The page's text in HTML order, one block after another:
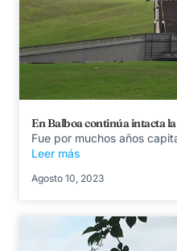
En Balboa continúa intacta
Fue por muchos años
Leer más
Agosto 10, 2023